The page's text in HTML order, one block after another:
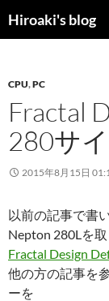
ン
ツ
へ
ス
キ
Hiroaki's blog
索
CPU,PC
Fractal
280サ
2015年8月15日
以前の記事で書
Nepton 280Lを取
Fractal Design
他の方の記事を
ーを